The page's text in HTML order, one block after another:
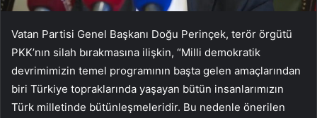
Vatan Partisi Genel Başkanı Doğu Perinçek, terör örgütü
PKK’nın silah bırakmasına ilişkin, “Milli demokratik
devrimimizin temel programının başta gelen amaçlarından
biri Türkiye topraklarında yaşayan bütün insanlarımızın
Türk milletinde bütünleşmeleridir. Bu nedenle önerilen